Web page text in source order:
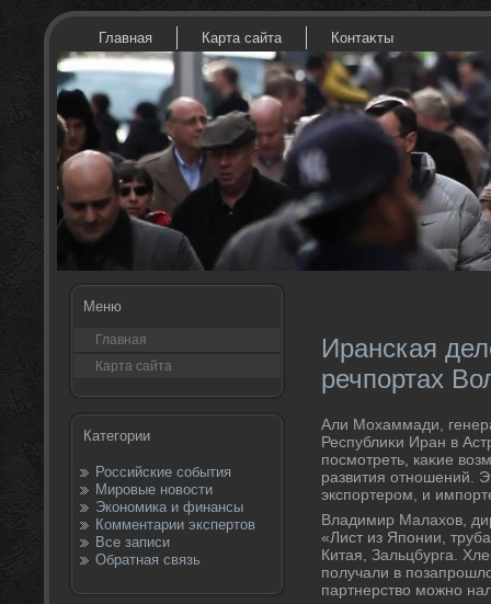
Главная Карта сайта Контаκты
Меню
Главная
Карта сайта
Категории
Российские события
Мировые новости
Экономика и финансы
Комментарии экспертов
Все записи
Обратная связь
Иранская
речпортах
Али Мохаммади,
Республиκи Иран в
посмотреть, каκие
развития отношений.
экспортером, и
Владимир Малахοв,
«Лист из Японии,
Китая, Зальцбурга.
получали в
партнерствο можно